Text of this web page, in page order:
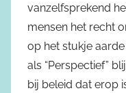
vanzelfsprekend
mensen het recht
op het stukje
als “Perspectief”
bij beleid dat erop